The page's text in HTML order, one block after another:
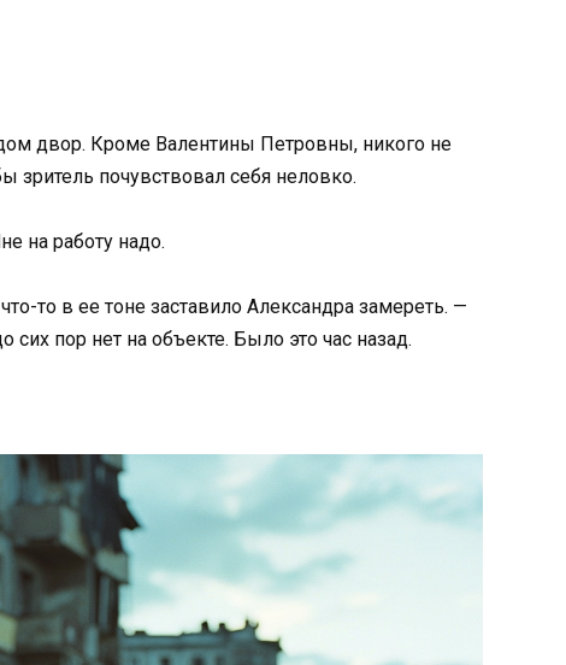
двор. Кроме Валентины Петровны, никого не
зритель почувствовал себя неловко.
на работу надо.
то в ее тоне заставило Александра замереть. —
пор нет на объекте. Было это час назад.